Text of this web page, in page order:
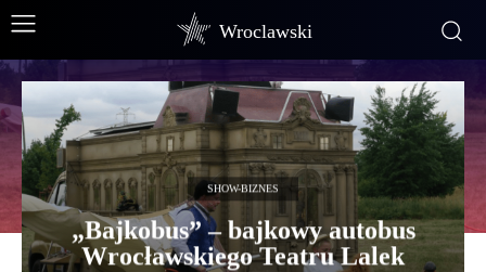
Wroclawski
SHOW-BIZNES
„Bajkobus” – bajkowy autobus
Wrocławskiego Teatru Lalek